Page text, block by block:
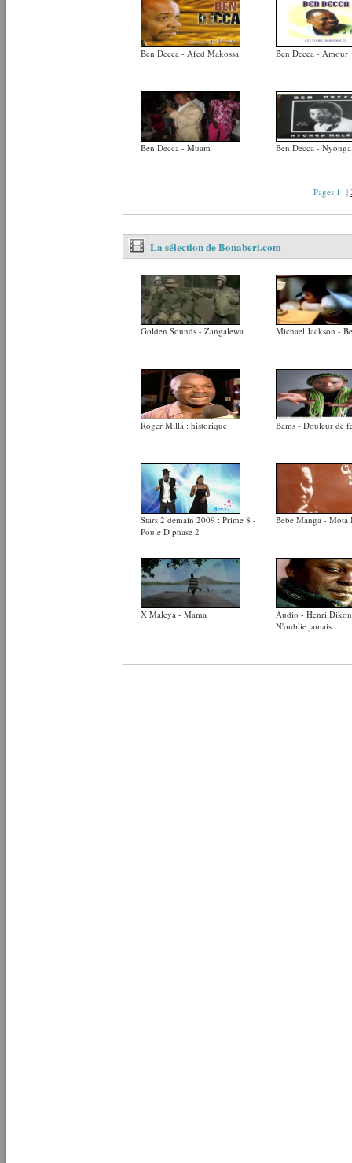
Ben Decca - Afed Makossa Ben Decca - Amour
Ben Decca - Muam Ben Decca -
Pages 1 |
La sélection de Bonaberi.com
Golden Sounds - Zangalewa Michael Jackson -
Roger Milla : historique Bams - Douleur de
Stars 2 demain 2009 : Prime 8 -
Poule D phase 2
Bebe Manga - Mota
X Maleya - Mama
Audio - Henri
N'oublie jamais